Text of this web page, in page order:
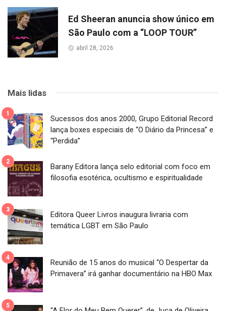
Ed Sheeran anuncia show único em
São Paulo com a “LOOP TOUR”
abril 28, 2026
Mais lidas
Sucessos dos anos 2000, Grupo Editorial Record
lança boxes especiais de “O Diário da Princesa” e
“Perdida”
Barany Editora lança selo editorial com foco em
filosofia esotérica, ocultismo e espiritualidade
Editora Queer Livros inaugura livraria com
temática LGBT em São Paulo
Reunião de 15 anos do musical “O Despertar da
Primavera” irá ganhar documentário na HBO Max